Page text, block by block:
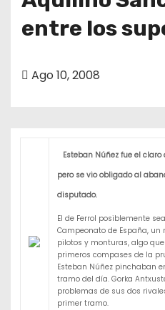
entre los
Ago 10, 2008
Esteban Núñez fue el
pero se vio obligado al
disputado.
El de Ferrol posiblemente
Campeonato de España,
pilotos y monturas, algo
primeros compases de la
Esteban Núñez pinchaban
tramo del día. Gorka
problemas de sus dos
primer tramo.